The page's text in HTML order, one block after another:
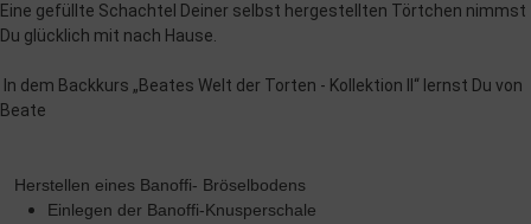
Eine gefüllte Schachtel Deiner selbst hergestellten Törtchen nimmst
Du glücklich mit nach Hause.
In dem Backkurs „Beates Welt der Torten - Kollektion II“ lernst Du von
Beate
Herstellen eines Banoffi- Bröselbodens
Einlegen der Banoffi-Knusperschale